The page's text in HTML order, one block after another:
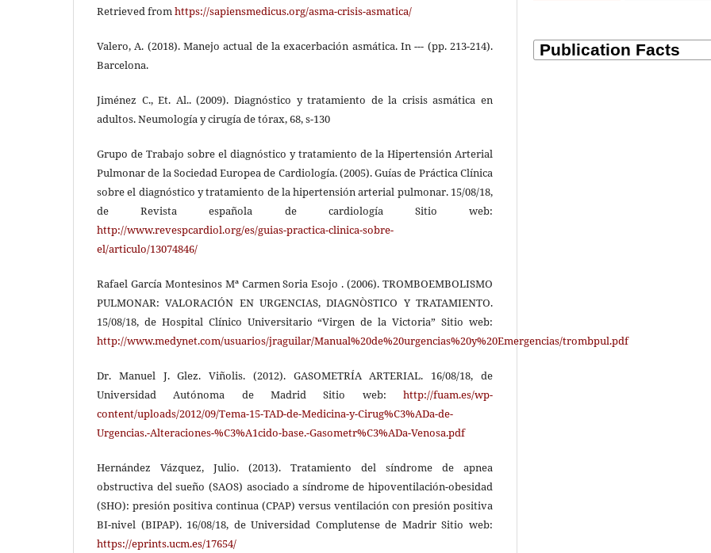
Retrieved fromhttps://sapiensmedicus.org/asma-crisis-asmatica/
Valero, A. (2018). Manejo actual de la exacerbación asmática. In --- (pp. 213-214).
Barcelona.
Jiménez C., Et. Al.. (2009). Diagnóstico y tratamiento de la crisis asmática en
adultos. Neumología y cirugía de tórax, 68, s-130
Grupo de Trabajo sobre el diagnóstico y tratamiento de la Hipertensión Arterial
Pulmonar de la Sociedad Europea de Cardiología. (2005). Guías de Práctica Clínica
sobre el diagnóstico y tratamiento de la hipertensión arterial pulmonar. 15/08/18,
de Revista española de cardiología Sitio web:
http://www.revespcardiol.org/es/guias-practica-clinica-sobre-
el/articulo/13074846/
Rafael García Montesinos Mª Carmen Soria Esojo . (2006). TROMBOEMBOLISMO
PULMONAR: VALORACIÓN EN URGENCIAS, DIAGNÒSTICO Y TRATAMIENTO.
15/08/18, de Hospital Clínico Universitario “Virgen de la Victoria” Sitio web:
http://www.medynet.com/usuarios/jraguilar/Manual%20de%20urgencias%20y%20Emergencias/trombpul.pdf
Dr. Manuel J. Glez. Viñolis. (2012). GASOMETRÍA ARTERIAL. 16/08/18, de
Universidad Autónoma de Madrid Sitio web: http://fuam.es/wp-
content/uploads/2012/09/Tema-15-TAD-de-Medicina-y-Cirug%C3%ADa-de-
Urgencias.-Alteraciones-%C3%A1cido-base.-Gasometr%C3%ADa-Venosa.pdf
Hernández Vázquez, Julio. (2013). Tratamiento del síndrome de apnea
obstructiva del sueño (SAOS) asociado a síndrome de hipoventilación-obesidad
(SHO): presión positiva continua (CPAP) versus ventilación con presión positiva
BI-nivel (BIPAP). 16/08/18, de Universidad Complutense de Madrir Sitio web:
https://eprints.ucm.es/17654/